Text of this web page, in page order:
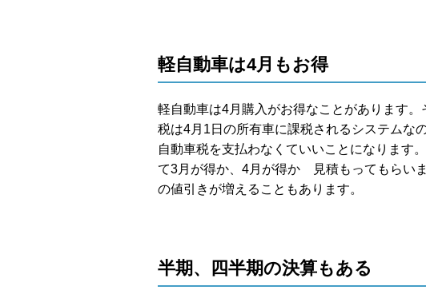
軽自動車は4月もお得
軽自動車は4月購入がお得なことがあります
税は4月1日の所有車に課税されるシステムな
自動車税を支払わなくていいことになります
て3月が得か、4月が得か 見積もってもらい
の値引きが増えることもあります。
半期、四半期の決算もある